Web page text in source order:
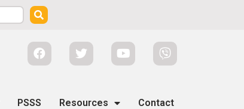
PSSS Resources Contact